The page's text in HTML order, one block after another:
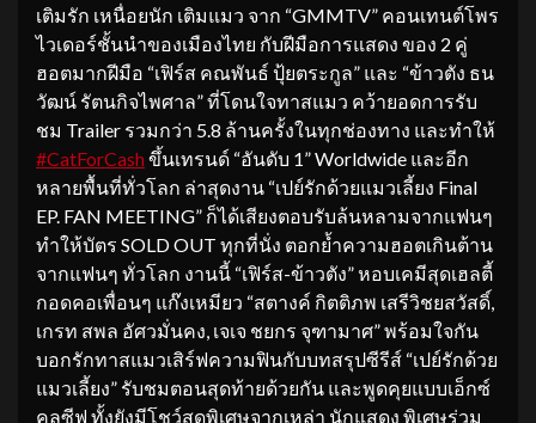
เติมรัก เหนื่อยนัก เติมแมว จาก “GMMTV” คอนเทนต์โพร
ไวเดอร์ชั้นนำของเมืองไทย กับฝีมือการแสดง ของ 2 คู่
ฮอตมากฝีมือ “เฟิร์ส คณพันธ์ ปุ้ยตระกูล” และ “ข้าวตัง ธน
วัฒน์ รัตนกิจไพศาล” ที่โดนใจทาสแมว คว้ายอดการรับ
ชม Trailer รวมกว่า 5.8 ล้านครั้งในทุกช่องทาง และทำให้
#CatForCashขึ้นเทรนด์ “อันดับ 1” Worldwide และอีก
หลายพื้นที่ทั่วโลก ล่าสุดงาน “เปย์รักด้วยแมวเลี้ยง Final
EP. FAN MEETING” ก็ได้เสียงตอบรับล้นหลามจากแฟนๆ
ทำให้บัตร SOLD OUT ทุกที่นั่ง ตอกย้ำความฮอตเกินต้าน
จากแฟนๆ ทั่วโลก งานนี้ “เฟิร์ส-ข้าวตัง” หอบเคมีสุดเฮลตี้
กอดคอเพื่อนๆ แก๊งเหมียว “สตางค์ กิตติภพ เสรีวิชยสวัสดิ์,
เกรท สพล อัศวมั่นคง, เจเจ ชยกร จุฑามาศ” พร้อมใจกัน
บอกรักทาสแมวเสิร์ฟความฟินกับบทสรุปซีรีส์ “เปย์รักด้วย
แมวเลี้ยง” รับชมตอนสุดท้ายด้วยกัน และพูดคุยแบบเอ็กซ์
คลูซีฟ ทั้งยังมีโชว์สุดพิเศษจากเหล่า นักแสดง พิเศษร่วม